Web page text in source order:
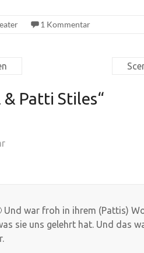
1 Kommentar
& Patti Stiles“
Und war froh in ihrem (Pattis)
sie uns gelehrt hat. Und das